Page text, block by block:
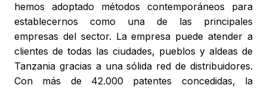
hemos adoptado métodos contemporáneos para
establecernos como una de las principales
empresas del sector. La empresa puede atender a
clientes de todas las ciudades, pueblos y aldeas de
Tanzania gracias a una sólida red de distribuidores.
Con más de 42.000 patentes concedidas, la